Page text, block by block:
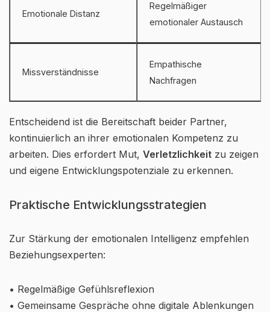
Emotionale Distanz
Regelmäßiger
emotionaler Austausch
Missverständnisse
Empathische
Nachfragen
Entscheidend ist die Bereitschaft beider Partner,
kontinuierlich an ihrer emotionalen Kompetenz zu
arbeiten. Dies erfordert Mut, Verletzlichkeit zu zeigen
und eigene Entwicklungspotenziale zu erkennen.
Praktische Entwicklungsstrategien
Zur Stärkung der emotionalen Intelligenz empfehlen
Beziehungsexperten:
• Regelmäßige Gefühlsreflexion
• Gemeinsame Gespräche ohne digitale Ablenkungen